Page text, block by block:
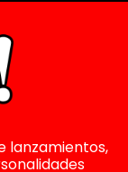
lanzamientos,